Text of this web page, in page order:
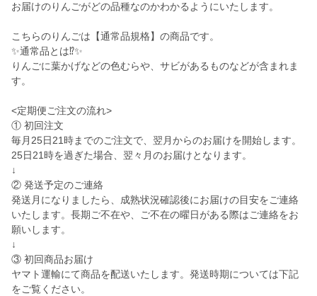
お届けのりんごがどの品種なのかわかるようにいたします。
こちらのりんごは【通常品規格】の商品です。
✨通常品とは⁉️✨
りんごに葉かげなどの色むらや、サビがあるものなどが含まれま
す。
<定期便ご注文の流れ>
① 初回注文
毎月25日21時までのご注文で、翌月からのお届けを開始します。
25日21時を過ぎた場合、翌々月のお届けとなります。
↓
② 発送予定のご連絡
発送月になりましたら、成熟状況確認後にお届けの目安をご連絡
いたします。長期ご不在や、ご不在の曜日がある際はご連絡をお
願いします。
↓
③ 初回商品お届け
ヤマト運輸にて商品を配送いたします。発送時期については下記
をご覧ください。